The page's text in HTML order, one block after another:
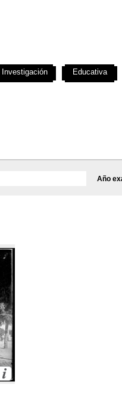
Año
Investigación Educativa